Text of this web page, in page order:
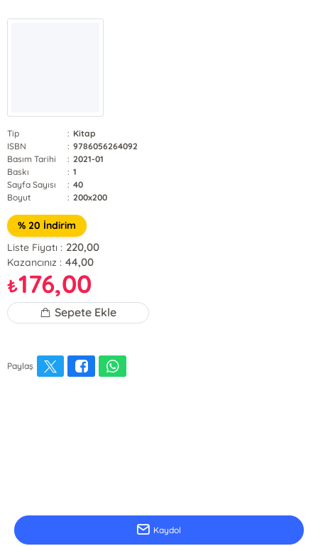
Tip : Kitap
ISBN
: 9786056264092
Basım Tarihi
: 2021-01
Baskı
: 1
Sayfa Sayısı
: 40
Boyut
: 200x200
% 20 İndirim
Liste Fiyatı : 220,00
Kazancınız : 44,00
₺176,00
Sepete Ekle
Paylaş
Kaydol